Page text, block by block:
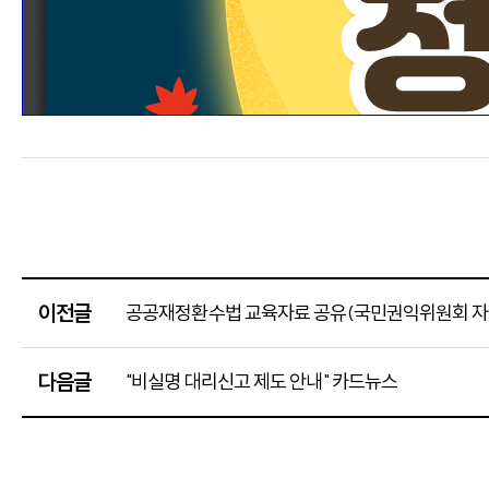
이전글 공공재정환수법 교육자료 공유(국민권익위원회
다음글 "비실명 대리신고 제도 안내" 카드뉴스